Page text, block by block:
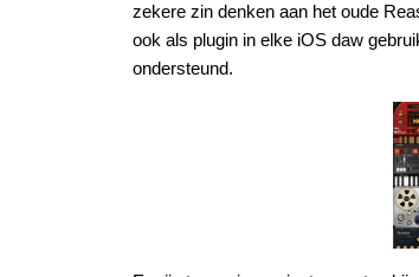
zekere zin denken aan het oude
ook als plugin in elke iOS daw
ondersteund.